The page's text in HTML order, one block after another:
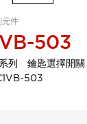
件
503
列 鑰匙選擇開
503